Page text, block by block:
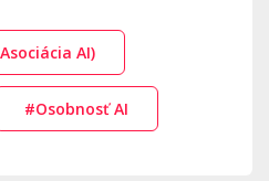
AI)
#Osobnosť AI